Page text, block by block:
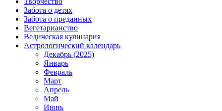
Забота о детях
Забота о преданных
Вегетарианство
Ведическая кулинария
Астрологический календарь
Декабрь (2025)
Январь
Февраль
Март
Апрель
Май
Июнь